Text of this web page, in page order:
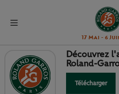
17 Mai - 6
ROLAND-GARROS
LA JOURNÉE DU 4
Découvrez
Roland-
Télécharger